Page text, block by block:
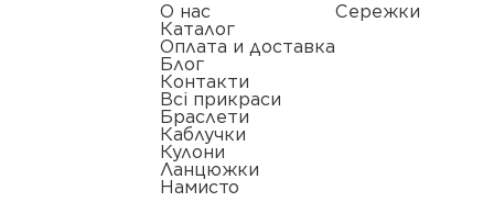
О нас
Каталог
Оплата и доставка
Блог
Контакти
Всі прикраси
Браслети
Каблучки
Кулони
Ланцюжки
Намисто
Сережки